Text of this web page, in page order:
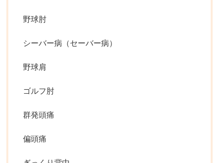
野球肘
シーバー病（セーバー病）
野球肩
ゴルフ肘
群発頭痛
偏頭痛